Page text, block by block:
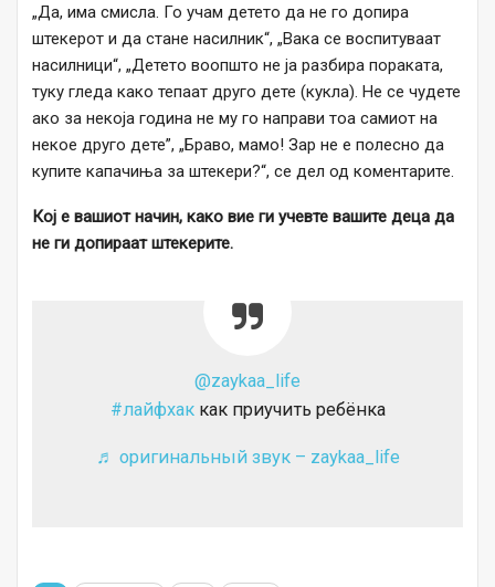
„Да, има смисла. Го учам детето да не го допира
штекерот и да стане насилник“, „Вака се воспитуваат
насилници“, „Детето воопшто не ја разбира пораката,
туку гледа како тепаат друго дете (кукла). Не се чудете
ако за некоја година не му го направи тоа самиот на
некое друго дете”, „Браво, мамо! Зар не е полесно да
купите капачиња за штекери?“, се дел од коментарите.
Кој е вашиот начин, како вие ги учевте вашите деца да
не ги допираат штекерите.
@zaykaa_life
#лайфхаккак приучить ребёнка
♬ оригинальный звук – zaykaa_life